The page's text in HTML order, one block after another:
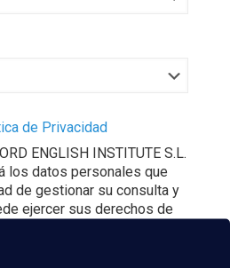
de Privacidad
ENGLISH INSTITUTE S.L.
los datos personales que
de gestionar su consulta y
ejercer sus derechos de